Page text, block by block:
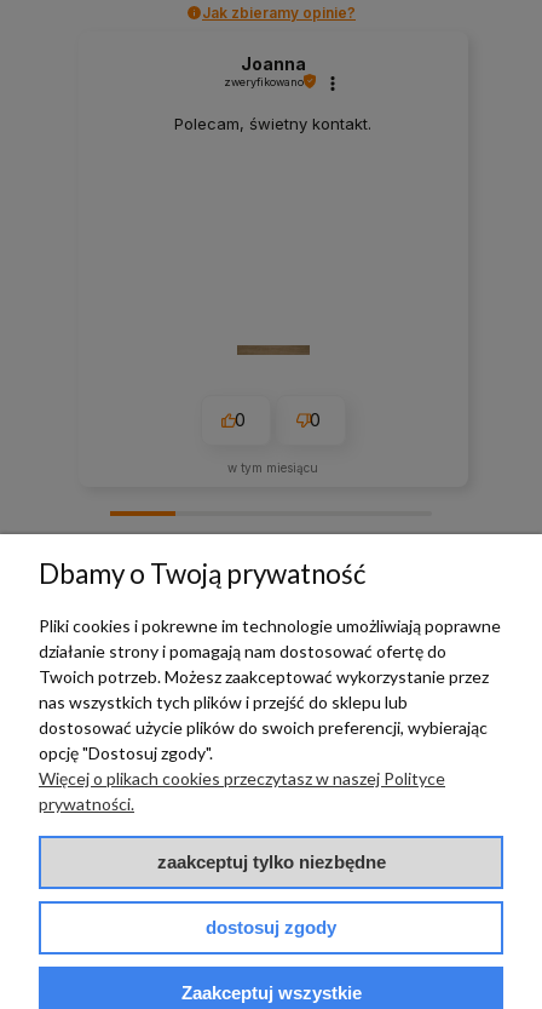
Jak zbieramy opinie?
Joanna
zweryfikowano
Polecam, świetny kontakt.
0 0
w tym miesiącu
TERRADECO
BAZA WIEDZY
PŁATNOŚCI I DOSTAWA
© 2017 - 2025 | terradeco.com.pl code and analytics: terradeco
Dbamy o Twoją prywatność
Pliki cookies i pokrewne im technologie umożliwiają poprawne
działanie strony i pomagają nam dostosować ofertę do
Twoich potrzeb. Możesz zaakceptować wykorzystanie przez
nas wszystkich tych plików i przejść do sklepu lub
dostosować użycie plików do swoich preferencji, wybierając
opcję "Dostosuj zgody".
Więcej o plikach cookies przeczytasz w naszej Polityce
prywatności.
zaakceptuj tylko niezbędne
dostosuj zgody
Zaakceptuj wszystkie